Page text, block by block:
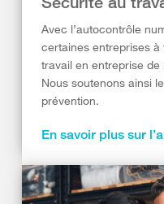
Avec l’autocontrôle
certaines entreprises
travail en entreprise
Nous soutenons ainsi
prévention.
En savoir plus sur